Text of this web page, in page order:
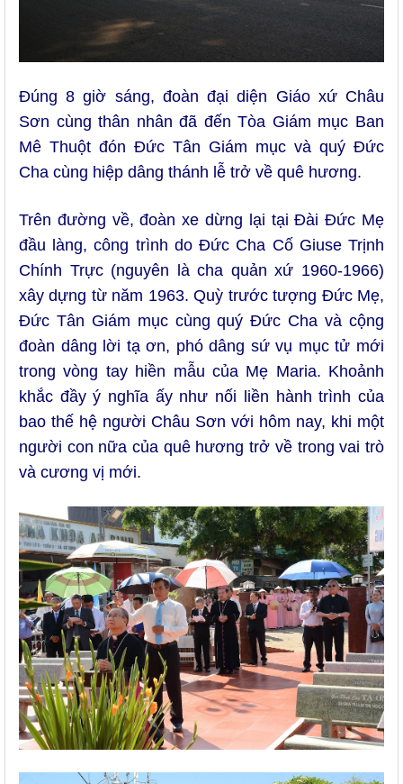
Đúng 8 giờ sáng, đoàn đại diện Giáo xứ Châu
Sơn cùng thân nhân đã đến Tòa Giám mục Ban
Mê Thuột đón Đức Tân Giám mục và quý Đức
Cha cùng hiệp dâng thánh lễ trở về quê hương.
Trên đường về, đoàn xe dừng lại tại Đài Đức Mẹ
đầu làng, công trình do Đức Cha Cố Giuse Trịnh
Chính Trực (nguyên là cha quản xứ 1960-1966)
xây dựng từ năm 1963. Quỳ trước tượng Đức Mẹ,
Đức Tân Giám mục cùng quý Đức Cha và cộng
đoàn dâng lời tạ ơn, phó dâng sứ vụ mục tử mới
trong vòng tay hiền mẫu của Mẹ Maria. Khoảnh
khắc đầy ý nghĩa ấy như nối liền hành trình của
bao thế hệ người Châu Sơn với hôm nay, khi một
người con nữa của quê hương trở về trong vai trò
và cương vị mới.